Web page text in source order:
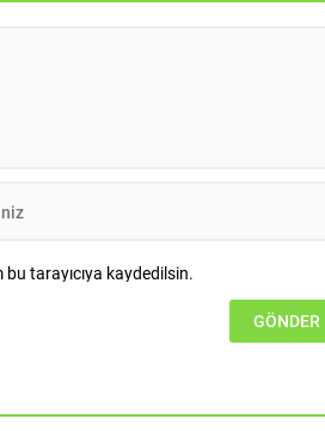
tarayıcıya kaydedilsin.